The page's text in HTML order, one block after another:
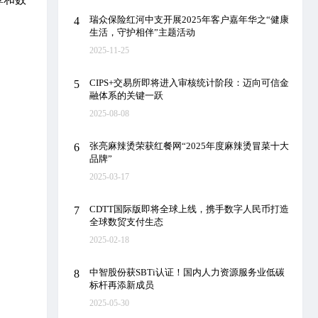
4
瑞众保险红河中支开展2025年客户嘉年华之“健康
生活，守护相伴”主题活动
2025-11-25
5
CIPS+交易所即将进入审核统计阶段：迈向可信金
融体系的关键一跃
2025-08-08
6
张亮麻辣烫荣获红餐网“2025年度麻辣烫冒菜十大
品牌”
2025-03-17
7
CDTT国际版即将全球上线，携手数字人民币打造
全球数贸支付生态
2025-02-18
8
中智股份获SBTi认证！国内人力资源服务业低碳
标杆再添新成员
2025-05-30